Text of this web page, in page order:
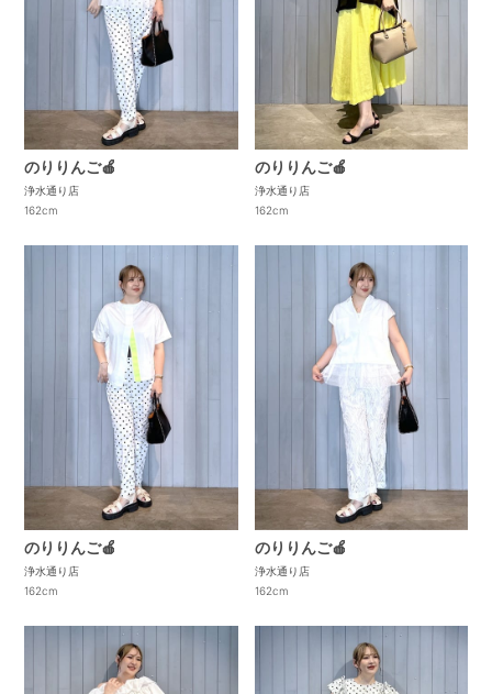
のりりんご🍎
浄水通り店
162cm
のりりんご🍎
浄水通り店
162cm
のりりんご🍎
浄水通り店
162cm
のりりんご🍎
浄水通り店
162cm